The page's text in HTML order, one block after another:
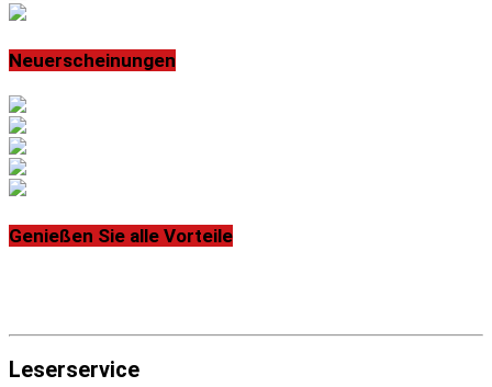
Neuerscheinungen
Genießen Sie alle Vorteile
Leserservice